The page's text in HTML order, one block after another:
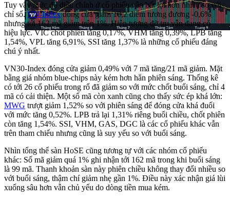
Tuy vậy mức độ điều chỉnh ở cổ phiếu vẫn bất lợi hơn nhiều so với
chỉ số.VN-Indexđóng cửa giảm 10,2 điểm tương đương -0,6%
nhưng tới 162 mã giảm trên 1%. Hiện tượng đỡ trụ vẫn đang có
hiệu lực. VIC chốt phiên tăng 0,17%, VHM tăng 0,39%, LPB tăng
1,54%, VPL tăng 6,91%, SSI tăng 1,37% là những cổ phiếu đáng
chú ý nhất.
VN30-Index đóng cửa giảm 0,49% với 7 mã tăng/21 mã giảm. Mặt
bằng giá nhóm blue-chips này kém hơn hẳn phiên sáng. Thống kê
có tới 26 cổ phiếu trong rổ đã giảm so với mức chốt buổi sáng, chỉ 4
mã có cải thiện. Một số mã còn xanh cũng cho thấy sức ép khá lớn:
MWG trượt giảm 1,52% so với phiên sáng để đóng cửa khá đuối
với mức tăng 0,52%. LPB trả lại 1,31% riêng buổi chiều, chốt phiên
còn tăng 1,54%. SSI, VHM, GAS, DGC là các cổ phiếu khác vẫn
trên tham chiếu nhưng cũng là suy yếu so với buổi sáng.
Nhìn tổng thể sàn HoSE cũng tương tự với các nhóm cổ phiếu
khác: Số mã giảm quá 1% ghi nhận tới 162 mã trong khi buổi sáng
là 99 mã. Thanh khoản sàn này phiên chiều không thay đổi nhiều so
với buổi sáng, thậm chí giảm nhẹ gần 1%. Điều này xác nhận giá lùi
xuống sâu hơn vẫn chủ yếu do dòng tiền mua kém.